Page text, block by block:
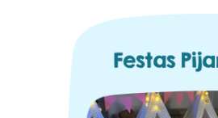
SERVIÇOS
NOTÍCIAS
CONTACTOS